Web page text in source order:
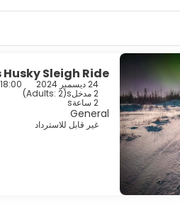
Sleigh Ride
24 ديسمبر 2024 18:00
2 مدخلs (
Adults: 2
)
2 ساعةs
General
غير قابل للاسترداد